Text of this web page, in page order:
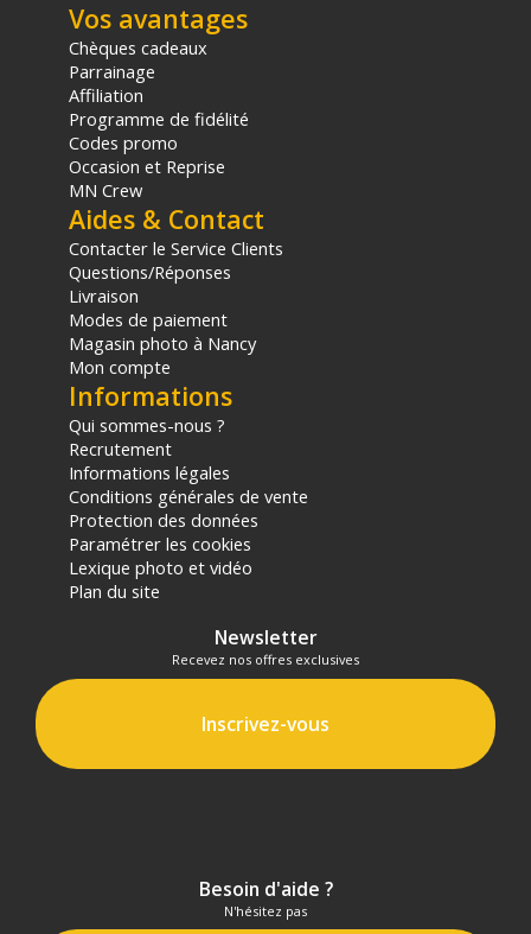
Vos avantages
Chèques cadeaux
Parrainage
Affiliation
Programme de fidélité
Codes promo
Occasion et Reprise
MN Crew
Aides & Contact
Contacter le Service Clients
Questions/Réponses
Livraison
Modes de paiement
Magasin photo à Nancy
Mon compte
Informations
Qui sommes-nous ?
Recrutement
Informations légales
Conditions générales de vente
Protection des données
Paramétrer les cookies
Lexique photo et vidéo
Plan du site
Newsletter
Recevez nos offres exclusives
Inscrivez-vous
Besoin d'aide ?
N'hésitez pas